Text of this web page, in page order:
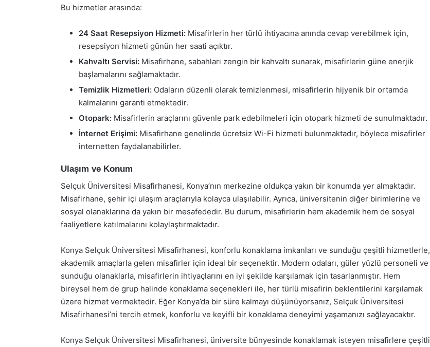
Bu hizmetler arasında:
24 Saat Resepsiyon Hizmeti: Misafirlerin her türlü ihtiyacına anında cevap verebilmek için,
resepsiyon hizmeti günün her saati açıktır.
Kahvaltı Servisi: Misafirhane, sabahları zengin bir kahvaltı sunarak, misafirlerin güne enerjik
başlamalarını sağlamaktadır.
Temizlik Hizmetleri: Odaların düzenli olarak temizlenmesi, misafirlerin hijyenik bir ortamda
kalmalarını garanti etmektedir.
Otopark: Misafirlerin araçlarını güvenle park edebilmeleri için otopark hizmeti de sunulmaktadır.
İnternet Erişimi: Misafirhane genelinde ücretsiz Wi-Fi hizmeti bulunmaktadır, böylece misafirler
internetten faydalanabilirler.
Ulaşım ve Konum
Selçuk Üniversitesi Misafirhanesi, Konya’nın merkezine oldukça yakın bir konumda yer almaktadır.
Misafirhane, şehir içi ulaşım araçlarıyla kolayca ulaşılabilir. Ayrıca, üniversitenin diğer birimlerine ve
sosyal olanaklarına da yakın bir mesafededir. Bu durum, misafirlerin hem akademik hem de sosyal
faaliyetlere katılmalarını kolaylaştırmaktadır.
Konya Selçuk Üniversitesi Misafirhanesi, konforlu konaklama imkanları ve sunduğu çeşitli hizmetlerle,
akademik amaçlarla gelen misafirler için ideal bir seçenektir. Modern odaları, güler yüzlü personeli ve
sunduğu olanaklarla, misafirlerin ihtiyaçlarını en iyi şekilde karşılamak için tasarlanmıştır. Hem
bireysel hem de grup halinde konaklama seçenekleri ile, her türlü misafirin beklentilerini karşılamak
üzere hizmet vermektedir. Eğer Konya’da bir süre kalmayı düşünüyorsanız, Selçuk Üniversitesi
Misafirhanesi’ni tercih etmek, konforlu ve keyifli bir konaklama deneyimi yaşamanızı sağlayacaktır.
Konya Selçuk Üniversitesi Misafirhanesi, üniversite bünyesinde konaklamak isteyen misafirlere çeşitli